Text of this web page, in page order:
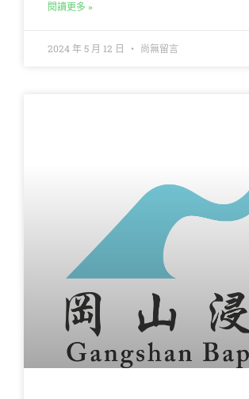
閱讀更多 »
2024 年 5 月 12 日 尚無留言